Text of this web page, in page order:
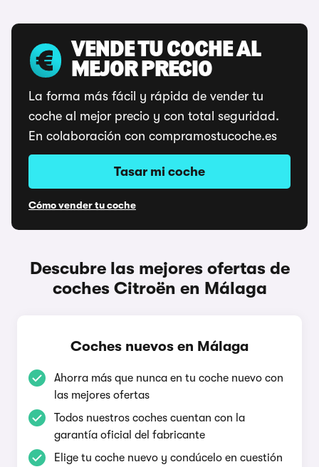
VENDE TU COCHE AL
MEJOR PRECIO
La forma más fácil y rápida de vender tu
coche al mejor precio y con total seguridad.
En colaboración con compramostucoche.es
Tasar mi coche
Cómo vender tu coche
Descubre las mejores ofertas de
coches Citroën en Málaga
Coches nuevos en Málaga
Ahorra más que nunca en tu coche nuevo con
las mejores ofertas
Todos nuestros coches cuentan con la
garantía oficial del fabricante
Elige tu coche nuevo y condúcelo en cuestión